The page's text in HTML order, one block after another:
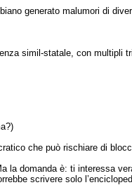
generato malumori di
simil-statale, con multipli
che può rischiare di
la domanda è: ti interessa
scrivere solo